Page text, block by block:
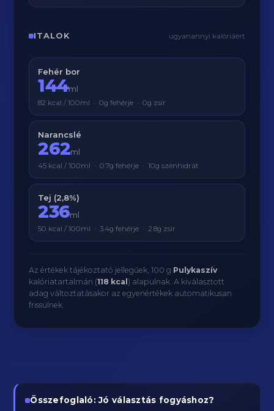
ITALOK ugyanannyi kalóriáért
Fehér bor
144ml
82 kcal / 100ml · 0g fehérje · 0g zsír
Narancslé
262ml
45 kcal / 100ml · 0.7g fehérje · 10g szénhidrát
Tej (2,8%)
236ml
50 kcal / 100ml · 3.4g fehérje · 2.8g zsír
Az értékek tájékoztató jellegűek, 100 g Pulykaszív
kalóriatartalmán (118 kcal ) alapulnak. A kiválasztott
adag változtatásakor az egyenértékek automatikusan
frissülnek.
Összefoglaló: Jó választás fogyáshoz?